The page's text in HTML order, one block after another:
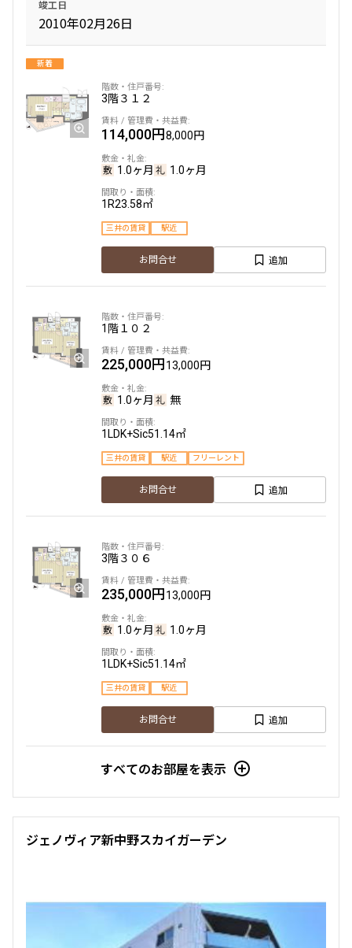
指定なし
新築
3年以内
20年以内
1分以内
3分以内
5分以内
他条件
申込無し物件のみ表示
より詳細な絞り込み
建物施設やお部屋の設備、方位、階数などの絞り込みが
設定する
検索対象お部屋数
66
お部屋を再検索
竣工日
2010年02月26日
新着
3階３１２
114,000円8,000円
1.0ヶ月 1.0ヶ月
1R23.58㎡
三井の賃貸 駅近
お問合せ 追加
1階１０２
225,000円13,000円
1.0ヶ月 無
1LDK+Sic51.14㎡
三井の賃貸 駅近 フリーレント
お問合せ 追加
3階３０６
235,000円13,000円
1.0ヶ月 1.0ヶ月
1LDK+Sic51.14㎡
三井の賃貸 駅近
お問合せ 追加
すべてのお部屋を表示
ジェノヴィア新中野スカイガーデン